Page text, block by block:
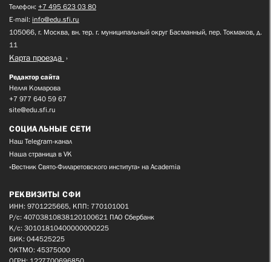
Телефон: +7 495 623 03 80
E-mail: info@edu.sfi.ru
105066, г. Москва, вн. тер. г. муниципальный округ Басманный, пер. Токмаков, д.
11
Карта проезда
Редактор сайта
Нелля Комарова
+7 977 640 59 67
site@edu.sfi.ru
СОЦИАЛЬНЫЕ СЕТИ
Наш Telegram-канал
Наша страница в VK
«Вестник Свято-Филаретовского института» на Academia
РЕКВИЗИТЫ СФИ
ИНН: 9701225665, КПП: 770101001
Р/с: 40703810838120100621 ПАО Сбербанк
К/с: 30101810400000000225
БИК: 044525225
ОКТМО: 45375000